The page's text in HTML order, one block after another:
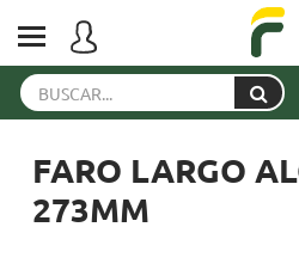
FARO LARGO
273MM